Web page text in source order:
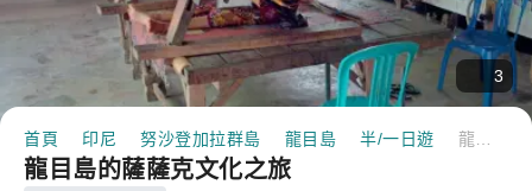
3
首頁 印尼 努沙登加拉群島 龍目島 半/一日遊
龍目島的薩薩克文化之旅